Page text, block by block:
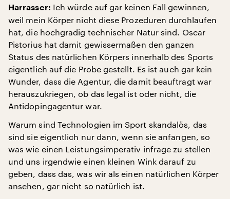
Harrasser: Ich würde auf gar keinen Fall gewinnen,
weil mein Körper nicht diese Prozeduren durchlaufen
hat, die hochgradig technischer Natur sind. Oscar
Pistorius hat damit gewissermaßen den ganzen
Status des natürlichen Körpers innerhalb des Sports
eigentlich auf die Probe gestellt. Es ist auch gar kein
Wunder, dass die Agentur, die damit beauftragt war
herauszukriegen, ob das legal ist oder nicht, die
Antidopingagentur war.
Warum sind Technologien im Sport skandalös, das
sind sie eigentlich nur dann, wenn sie anfangen, so
was wie einen Leistungsimperativ infrage zu stellen
und uns irgendwie einen kleinen Wink darauf zu
geben, dass das, was wir als einen natürlichen Körper
ansehen, gar nicht so natürlich ist.